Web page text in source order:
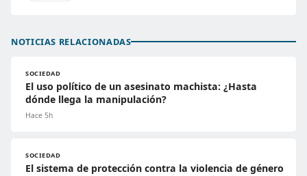
NOTICIAS RELACIONADAS
SOCIEDAD
El uso político de un asesinato machista: ¿Hasta
dónde llega la manipulación?
Hace 5h
SOCIEDAD
El sistema de protección contra la violencia de género